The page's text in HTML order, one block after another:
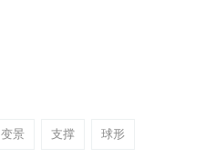
变景 支撑 球形